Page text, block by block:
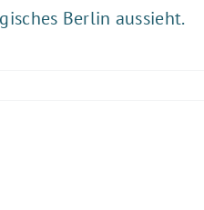
Berlin aussieht.